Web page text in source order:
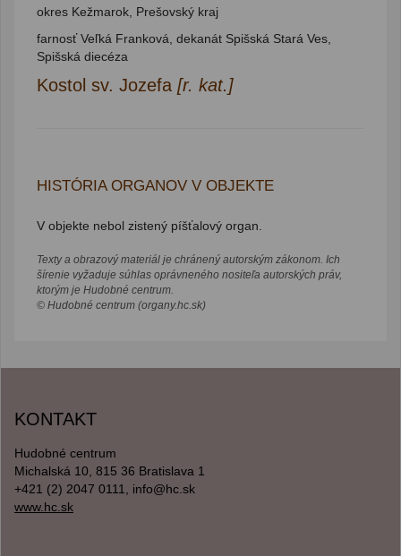
okres Kežmarok, Prešovský kraj
farnosť Veľká Franková, dekanát Spišská Stará Ves,
Spišská diecéza
Kostol sv. Jozefa [r. kat.]
HISTÓRIA ORGANOV V OBJEKTE
V objekte nebol zistený píšťalový organ.
Texty a obrazový materiál je chránený autorským zákonom. Ich
šírenie vyžaduje súhlas oprávneného nositeľa autorských práv,
ktorým je Hudobné centrum.
© Hudobné centrum (organy.hc.sk)
KONTAKT
Hudobné centrum
Michalská 10, 815 36 Bratislava 1
+421 (2) 2047 0111, info@hc.sk
www.hc.sk